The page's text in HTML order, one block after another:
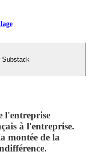
Substack
l'entreprise
à l'entreprise.
montée de la